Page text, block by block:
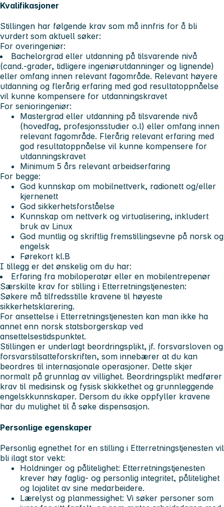
Kvalifikasjoner
Stillingen har følgende krav som må innfris for å bli
vurdert som aktuell søker:
For overingeniør:
Bachelorgrad eller utdanning på tilsvarende nivå
(cand.-grader, tidligere ingeniørutdanninger og lignende)
eller omfang innen relevant fagområde. Relevant høyere
utdanning og flerårig erfaring med god resultatoppnåelse
vil kunne kompensere for utdanningskravet
For senioringeniør:
Mastergrad eller utdanning på tilsvarende nivå
(hovedfag, profesjonsstudier o.l) eller omfang innen
relevant fagområde. Flerårig relevant erfaring med
god resultatoppnåelse vil kunne kompensere for
utdanningskravet
Minimum 5 års relevant arbeidserfaring
For begge:
God kunnskap om mobilnettverk, radionett og/eller
kjernenett
God sikkerhetsforståelse
Kunnskap om nettverk og virtualisering, inkludert
bruk av Linux
God muntlig og skriftlig fremstillingsevne på norsk og
engelsk
Førekort kl.B
I tillegg er det ønskelig om du har:
Erfaring fra mobiloperatør eller en mobilentrepenør
Særskilte krav for stilling i Etterretningstjenesten:
Søkere må tilfredsstille kravene til høyeste
sikkerhetsklarering.
For ansettelse i Etterretningstjenesten kan man ikke ha
annet enn norsk statsborgerskap ved
ansettelsestidspunktet.
Stillingen er underlagt beordringsplikt, jf. forsvarsloven og
forsvarstilsatteforskriften, som innebærer at du kan
beordres til internasjonale operasjoner. Dette skjer
normalt på grunnlag av villighet. Beordringsplikt medfører
krav til medisinsk og fysisk skikkethet og grunnleggende
engelskkunnskaper. Dersom du ikke oppfyller kravene
har du mulighet til å søke dispensasjon.
Personlige egenskaper
Personlig egnethet for en stilling i Etterretningstjenesten vil
bli ilagt stor vekt:
Holdninger og pålitelighet: Etterretningstjenesten
krever høy faglig- og personlig integritet, pålitelighet
og lojalitet av sine medarbeidere.
Lærelyst og planmessighet: Vi søker personer som